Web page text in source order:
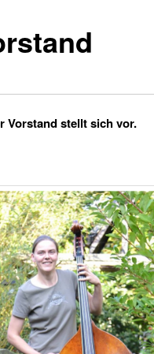
Vorstand stellt sich vor.